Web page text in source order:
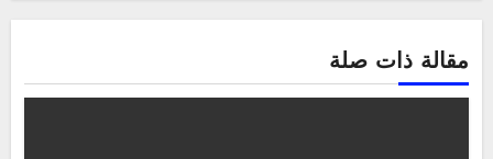
مقالة ذات صلة